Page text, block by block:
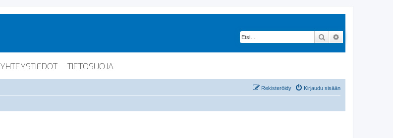
Etsi
YHTEYSTIEDOT TIETOSUOJA
Kirjaudu sisään
Rekisteröidy